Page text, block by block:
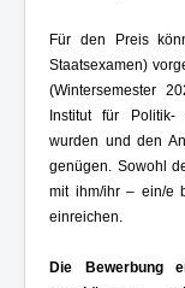
Für den Preis
Staatsexamen)
(Wintersemester
Institut für Politik-
wurden und den
genügen. Sowohl
mit ihm/ihr – ein/e
einreichen.
Die Bewerbung